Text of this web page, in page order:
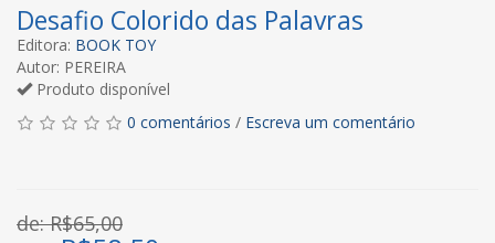
Desafio Colorido das Palavras
Editora: BOOK TOY
Autor: PEREIRA
Produto disponível
0 comentários / Escreva um comentário
de: R$65,00